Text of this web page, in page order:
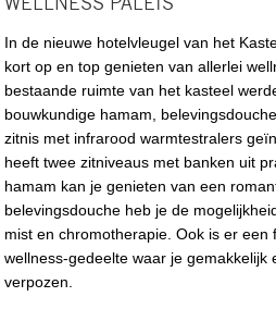
In de nieuwe hotelvleugel van het
kort op en top genieten van allerlei
bestaande ruimte van het kasteel
bouwkundige hamam,
zitnis met infrarood warmtestralers
heeft twee zitniveaus met banken uit
hamam kan je genieten van een
belevingsdouche heb je de
mist en chromotherapie. Ook is er een
wellness-gedeelte waar je gemakkelijk
verpozen.